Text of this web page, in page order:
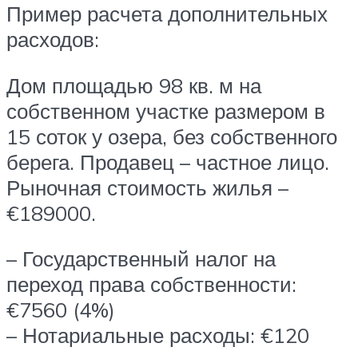
Пример расчета дополнительных
расходов:
Дом площадью 98 кв. м на
собственном участке размером в
15 соток у озера, без собственного
берега. Продавец – частное лицо.
Рыночная стоимость жилья –
€189000.
– Государственный налог на
переход права собственности:
€7560 (4%)
– Нотариальные расходы: €120